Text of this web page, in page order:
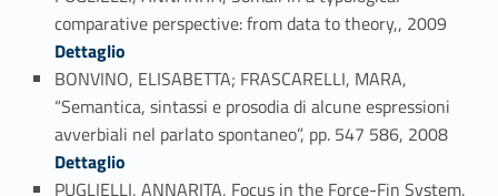
comparative perspective: from data to theory,, 2009
Dettaglio
BONVINO, ELISABETTA; FRASCARELLI, MARA,
“Semantica, sintassi e prosodia di alcune espressioni
avverbiali nel parlato spontaneo”, pp. 547 586, 2008Link identifier #identifier_person_86603-65
Dettaglio
PUGLIELLI, ANNARITA, Focus in the Force-Fin System.